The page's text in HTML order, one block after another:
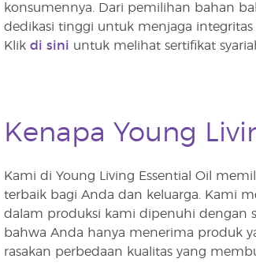
konsumennya. Dari pemilihan bahan
dedikasi tinggi untuk menjaga
Klik di sini untuk melihat sertifikat
Kenapa Young
Kami di Young Living Essential Oil
terbaik bagi Anda dan keluarga. Kami
dalam produksi kami dipenuhi dengan
bahwa Anda hanya menerima produk
rasakan perbedaan kualitas yang